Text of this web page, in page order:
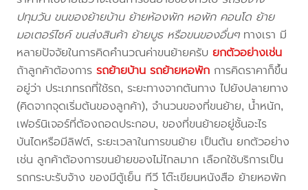
ปทุมวัน ขนของย้ายบ้าน ย้ายห้องพัก หอพัก คอนโด ย้าย
มอเตอร์ไซค์ ขนส่งสินค้า ย้ายบูธ หรือขนของอื่นๆทางเรา มี
หลายปัจจัยในการคิดคำนวณค่าขนย้ายครับยกตัวอย่างเช่น
ถ้าลูกค้าต้องการรถย้ายบ้าน รถย้ายหอพัก การคิดราคาก็ขึ้น
อยู่ว่า ประเภทรถที่ใช้รถ, ระยะทางจากต้นทาง ไปยังปลายทาง
(คิดจากจุดเริ่มต้นของลูกค้า), จำนวนของที่ขนย้าย, น้ำหนัก,
เฟอร์นิเจอร์ที่ต้องถอดประกอบ, ของที่ขนย้ายอยู่ชั้นอะไร
บันไดหรือมีลิฟต์, ระยะเวลาในการขนย้าย เป็นต้น ยกตัวอย่าง
เช่น ลูกค้าต้องการขนย้ายของไม่ไกลมาก เลือกใช้บริการเป็น
รถกระบะรับจ้าง ของมีตู้เย็น ทีวี โต๊ะเขียนหนังสือ ย้ายหอพัก